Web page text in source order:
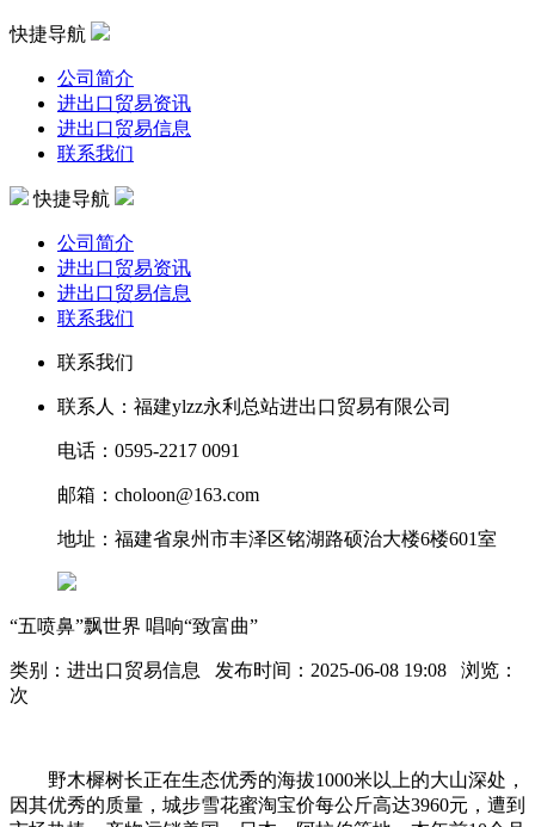
快捷导航
公司简介
进出口贸易资讯
进出口贸易信息
联系我们
快捷导航
公司简介
进出口贸易资讯
进出口贸易信息
联系我们
联系我们
联系人：福建ylzz永利总站进出口贸易有限公司
电话：0595-2217 0091
邮箱：choloon@163.com
地址：福建省泉州市丰泽区铭湖路硕治大楼6楼601室
“五喷鼻”飘世界 唱响“致富曲”
类别：进出口贸易信息 发布时间：2025-06-08 19:08 浏览：
次
野木樨树长正在生态优秀的海拔1000米以上的大山深处，
因其优秀的质量，城步雪花蜜淘宝价每公斤高达3960元，遭到